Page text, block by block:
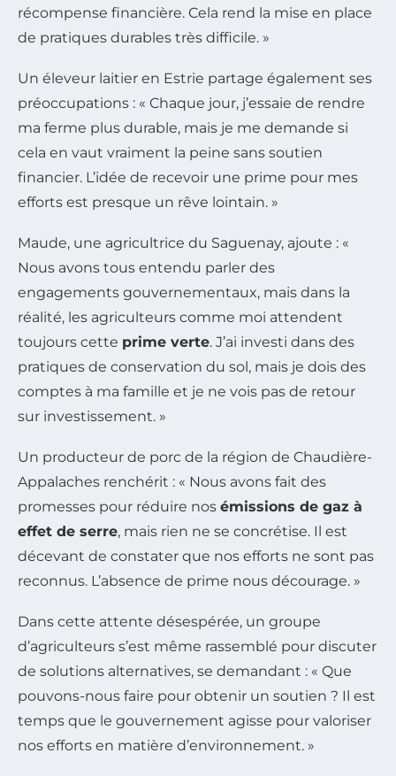
récompense financière. Cela rend la mise en place
de pratiques durables très difficile. »
Un éleveur laitier en Estrie partage également ses
préoccupations : « Chaque jour, j’essaie de rendre
ma ferme plus durable, mais je me demande si
cela en vaut vraiment la peine sans soutien
financier. L’idée de recevoir une prime pour mes
efforts est presque un rêve lointain. »
Maude, une agricultrice du Saguenay, ajoute : «
Nous avons tous entendu parler des
engagements gouvernementaux, mais dans la
réalité, les agriculteurs comme moi attendent
toujours cette prime verte. J’ai investi dans des
pratiques de conservation du sol, mais je dois des
comptes à ma famille et je ne vois pas de retour
sur investissement. »
Un producteur de porc de la région de Chaudière-
Appalaches renchérit : « Nous avons fait des
promesses pour réduire nos émissions de gaz à
effet de serre, mais rien ne se concrétise. Il est
décevant de constater que nos efforts ne sont pas
reconnus. L’absence de prime nous décourage. »
Dans cette attente désespérée, un groupe
d’agriculteurs s’est même rassemblé pour discuter
de solutions alternatives, se demandant : « Que
pouvons-nous faire pour obtenir un soutien ? Il est
temps que le gouvernement agisse pour valoriser
nos efforts en matière d’environnement. »